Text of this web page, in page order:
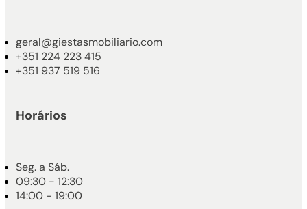
geral@giestasmobiliario.com
+351 224 223 415
+351 937 519 516
Horários
Seg. a Sáb.
09:30 - 12:30
14:00 - 19:00